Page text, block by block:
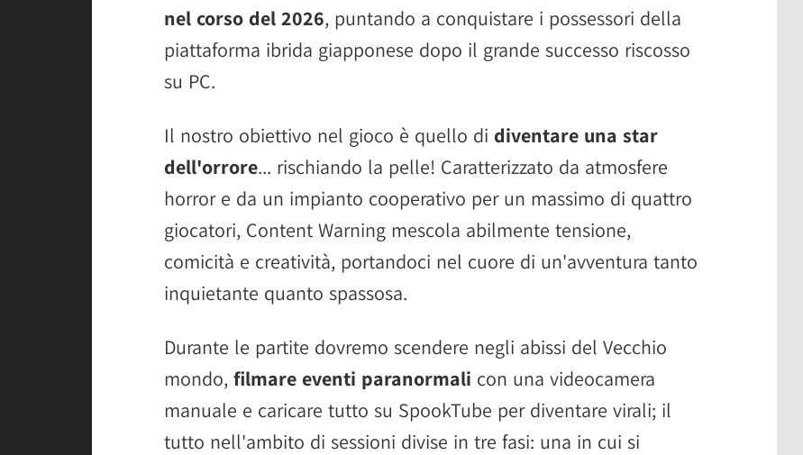
nel corso del 2026, puntando a conquistare i possessori della
piattaforma ibrida giapponese dopo il grande successo riscosso
su PC.
Il nostro obiettivo nel gioco è quello di diventare una star
dell'orrore... rischiando la pelle! Caratterizzato da atmosfere
horror e da un impianto cooperativo per un massimo di quattro
giocatori, Content Warning mescola abilmente tensione,
comicità e creatività, portandoci nel cuore di un'avventura tanto
inquietante quanto spassosa.
Durante le partite dovremo scendere negli abissi del Vecchio
mondo, filmare eventi paranormali con una videocamera
manuale e caricare tutto su SpookTube per diventare virali; il
tutto nell'ambito di sessioni divise in tre fasi: una in cui si